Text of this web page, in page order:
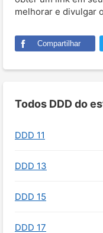
melhorar e divulgar
Compartilhar
Todos DDD do
DDD 11
DDD 13
DDD 15
DDD 17